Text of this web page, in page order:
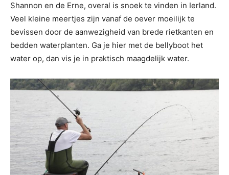
Shannon en de Erne, overal is snoek te vinden in Ierland.
Veel kleine meertjes zijn vanaf de oever moeilijk te
bevissen door de aanwezigheid van brede rietkanten en
bedden waterplanten. Ga je hier met de bellyboot het
water op, dan vis je in praktisch maagdelijk water.